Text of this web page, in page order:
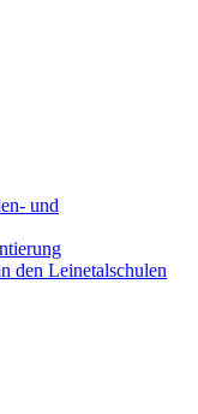
und
den Leinetalschulen